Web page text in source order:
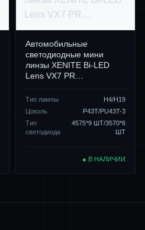
Автомобильные
светодиодные мини
линзы XENITE Bi-LED
Lens VX7 PR…
Тип лампы
H4/H19
Цоколь
P43T/PU43T-3
Тип
светодиода
4575*9 ШТ/3570*6
ШТ
● В НАЛИЧИИ